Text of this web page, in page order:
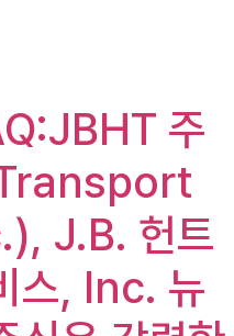
주
J.B. 헌트
스, Inc. 뉴